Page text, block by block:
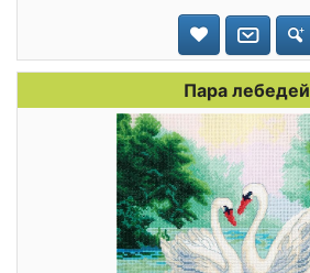
Пара лебедей